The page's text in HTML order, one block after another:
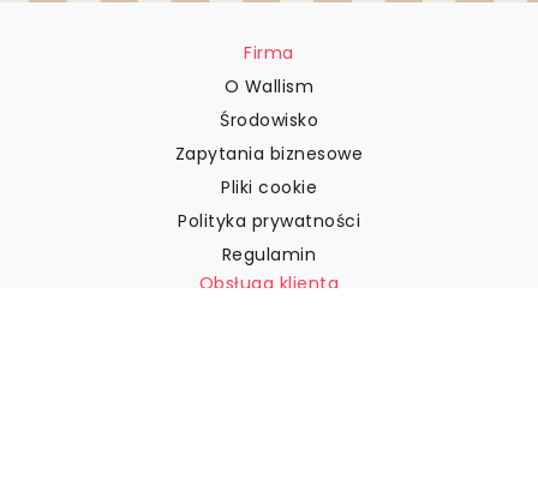
Firma
O Wallism
Środowisko
Zapytania biznesowe
Pliki cookie
Polityka prywatności
Regulamin
Obsługa klienta